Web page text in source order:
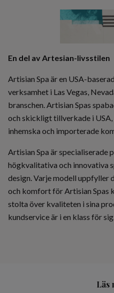
En del av Artesian-livsstilen
Artisian Spa är en USA-
verksamhet i Las Vegas,
branschen. Artisian Spas
och skickligt tillverkade i
inhemska och importerade
Artisian Spa är specialiserade
högkvalitativa och innovativa
design. Varje modell uppfyller
och komfort för Artisian Spas
stolta över kvaliteten i sina
kundservice är i en klass för sig.
Läs